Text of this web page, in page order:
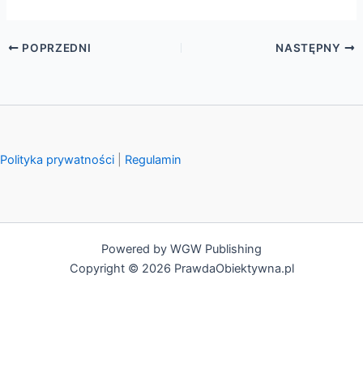
POPRZEDNI NASTĘPNY
Polityka prywatności Regulamin
Powered by WGW Publishing
Copyright © 2026 PrawdaObiektywna.pl